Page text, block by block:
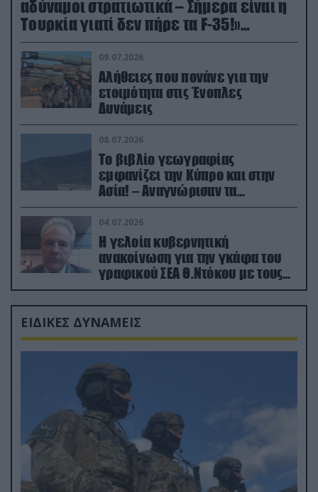
αδύναμοι στρατιωτικά – Σήμερα είναι η
Τουρκία γιατί δεν πήρε τα F-35!»
(βίντεο)
09.07.2026
Αλήθειες που πονάνε για την
ετοιμότητα στις Ένοπλες
Δυνάμεις
08.07.2026
Το βιβλίο γεωγραφίας
εμφανίζει την Κύπρο και στην
Ασία! – Αναγνώρισαν τα
κατεχόμενα; (φωτο)
04.07.2026
Η γελοία κυβερνητική
ανακοίνωση για την γκάφα του
γραφικού ΣΕΑ Θ.Ντόκου με τους
Ρώσους φαρσέρ
ΕΙΔΙΚΕΣ ΔΥΝΑΜΕΙΣ